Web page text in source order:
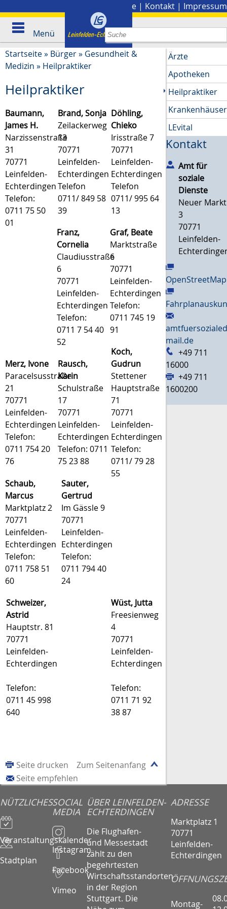
Presse | Kontakt | Impressum
Menü
Startseite» Bürger» Gesundheit &
Medizin » Heilpraktiker
Heilpraktiker
Baumann,
James H.
Narzissenstraße
31
70771
Leinfelden-
Echterdingen
Telefon:
0711 75 50
01
Brand, Sonja
Zeilackerweg
13
70771
Leinfelden-
Echterdingen
Telefon
0711/ 849 58
39
Döhling,
Chieko
Irisstraße 7
70771
Leinfelden-
Echterdingen
Telefon
0711/ 995 64
13
Franz,
Cornelia
Claudiusstraße
6
70771
Leinfelden-
Echterdingen
Telefon:
0711 7 54 40
52
Graf, Beate
Marktstraße
6
70771
Leinfelden-
Echterdingen
Telefon:
0711 745 19
91
Koch,
Gudrun
Stettener
Hauptstraße
71
70771
Leinfelden-
Echterdingen
Telefon:
0711/ 79 28
55
Merz, Ivone
Paracelsusstraße
21
70771
Leinfelden-
Echterdingen
Telefon:
0711 754 20
76
Rausch,
Karin
Schulstraße
17
70771
Leinfelden-
Echterdingen
Telefon: 0711
75 23 88
Sauter,
Gertrud
Im Gässle 9
70771
Leinfelden-
Echterdingen
Telefon:
0711 794 40
24
Schaub,
Marcus
Marktplatz 2
70771
Leinfelden-
Echterdingen
Telefon:
0711 758 51
60
Schweizer,
Astrid
Hauptstr. 81
70771
Leinfelden-
Echterdingen
Telefon:
0711 45 998
640
Wüst, Jutta
Freesienweg
4
70771
Leinfelden-
Echterdingen
Telefon:
0711 71 92
38 87
Zum Seitenanfang
Seite drucken
Seite empfehlen
Ärzte
Apotheken
Heilpraktiker
Krankenhäuser
LEvital
Kontakt
Amt für
soziale
Dienste
Neuer Markt
3
70771
Leinfelden-
OpenStreetMap
mail.de
+49 711
16000
+49 711
1600200
NÜTZLICHES
Veranstaltungskalender
Stadtplan
SOCIAL
MEDIA
Instagram
Facebook
Vimeo
ÜBER LEINFELDEN-
ECHTERDINGEN
Die Flughafen-
und Messestadt
zählt zu den
begehrtesten
Wirtschaftsstandorten
in der Region
Stuttgart. Die
ADRESSE
Marktplatz 1
70771
Leinfelden-
Echterdingen
Montag-